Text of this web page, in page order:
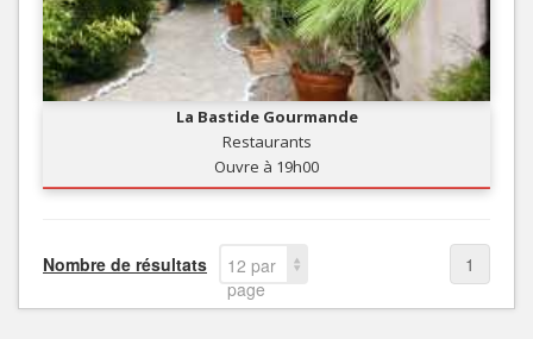
La Bastide Gourmande
Restaurants
Ouvre à 19h00
Nombre de résultats
12 par
page
1